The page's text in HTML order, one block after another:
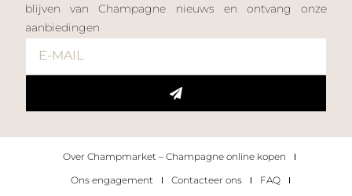
blijven van Champagne nieuws en ontvang onze
aanbiedingen
Over Champmarket – Champagne online kopen
Ons engagement
Contacteer ons
FAQ